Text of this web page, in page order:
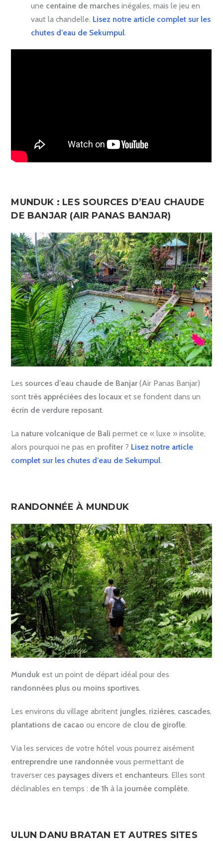
une centaine de marches inégales, mais le jeu en
vaut la chandelle. Lisez notre article complet sur les
chutes d’eau de Sekumpul.
MUNDUK : LES SOURCES D’EAU CHAUDE
DE BANJAR (AIR PANAS BANJAR)
Les sources d’eau chaude de Banjar (Air Panas Banjar)
sonttrès appréciées des locaux et se fondent dans un
écrin de verdure reposant.
La nature volcanique de Bali permet ce « luxe » insolite,
alors pourquoi ne pas en profiter ? Lisez notre article
complet sur les chutes d’eau de Sekumpul.
RANDONNÉE À MUNDUK
Munduk est un point de départ idéal pour des
randonnées plus ou moins sportives.
Les environs du village abritent jungles, rizières, cascades,
plantations de cacao ou encore de clou de girofle.
Via les services de votre hôtel vous pourrez aisément
entreprendre une randonnée vous permettant de
traverser ces paysages divers et enchanteurs. Elles sont
déclinables en temps : de 1h à la journée complète.
ULUN DANU BRATAN ET AUTRES SITES